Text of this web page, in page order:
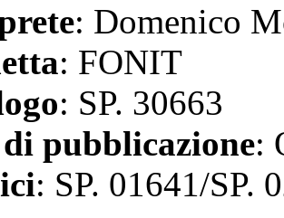
: Domenico
: FONIT
: SP. 30663
pubblicazione:
: SP. 01641/SP.